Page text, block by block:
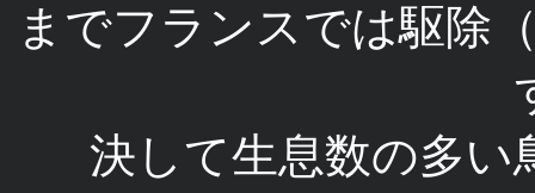
までフランスでは駆除
決して生息数の多い